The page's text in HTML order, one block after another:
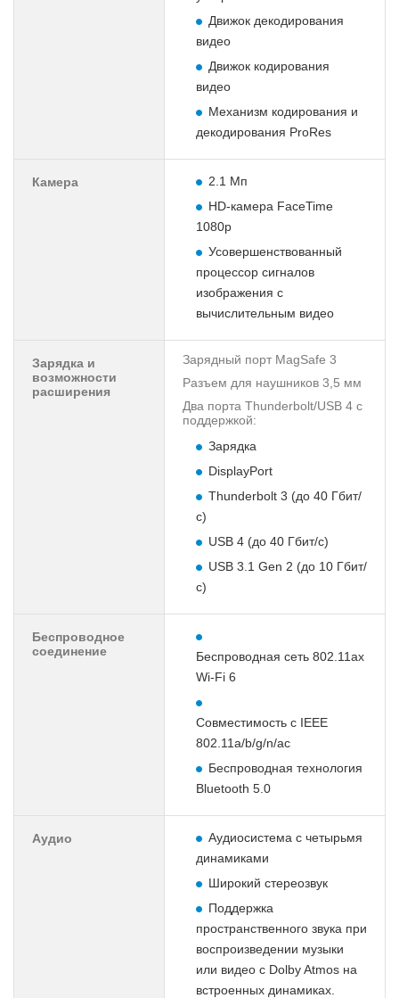
Движок декодирования
видео
Движок кодирования
видео
Механизм кодирования и
декодирования ProRes
Камера
2.1 Мп
HD-камера FaceTime
1080p
Усовершенствованный
процессор сигналов
изображения с
вычислительным видео
Зарядка и
возможности
расширения
Зарядный порт MagSafe 3
Разъем для наушников 3,5 мм
Два порта Thunderbolt/USB 4 с
поддержкой:
Зарядка
DisplayPort
Thunderbolt 3 (до 40 Гбит/
с)
USB 4 (до 40 Гбит/с)
USB 3.1 Gen 2 (до 10 Гбит/
с)
Беспроводное
соединение
Беспроводная сеть 802.11ax
Wi-Fi 6
Совместимость с IEEE
802.11a/b/g/n/ac
Беспроводная технология
Bluetooth 5.0
Аудио
Аудиосистема с четырьмя
динамиками
Широкий стереозвук
Поддержка
пространственного звука при
воспроизведении музыки
или видео с Dolby Atmos на
встроенных динамиках.